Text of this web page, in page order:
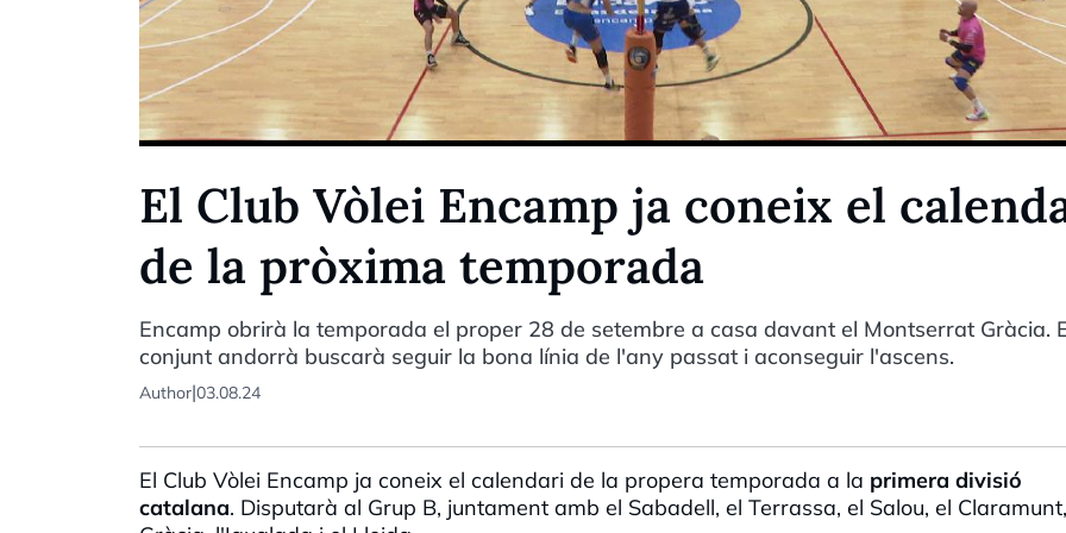
El Club Vòlei Encamp ja coneix el
de la pròxima temporada
Encamp obrirà la temporada el proper 28 de setembre a casa davant el Montserrat Gràcia.
conjunt andorrà buscarà seguir la bona línia de l'any passat i aconseguir l'ascens.
Author|03.08.24
El Club Vòlei Encamp ja coneix el calendari de la propera temporada a la primera divisió
catalana. Disputarà al Grup B, juntament amb el Sabadell, el Terrassa, el Salou, el